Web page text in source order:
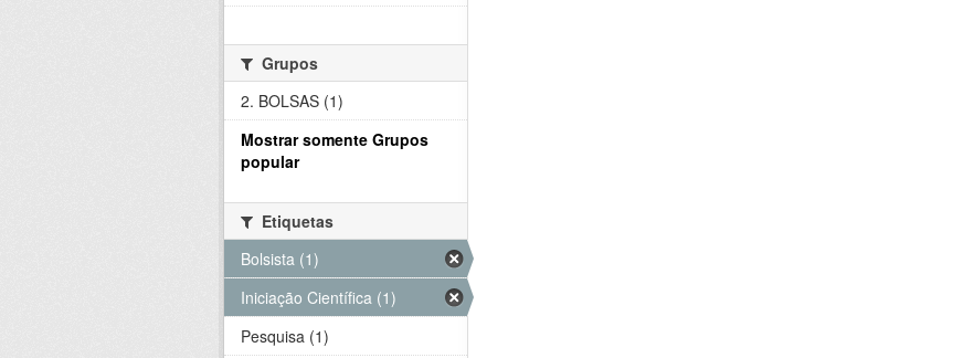
Grupos
2. BOLSAS (1)
Mostrar somente Grupos
popular
Etiquetas
Bolsista (1)
Iniciação Científica (1)
Pesquisa (1)